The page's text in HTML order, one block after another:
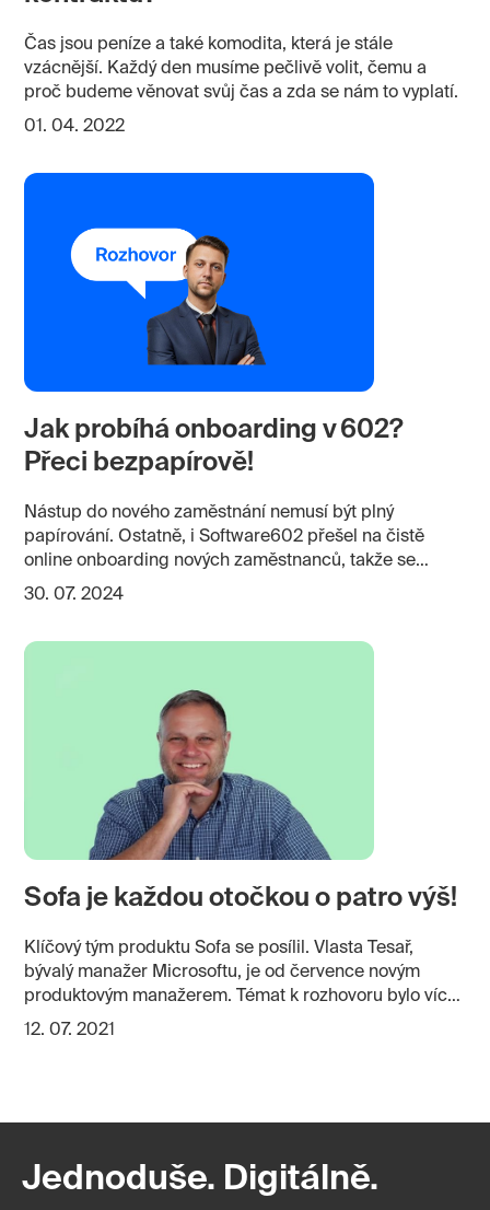
Čas jsou peníze a také komodita, která je stále
vzácnější. Každý den musíme pečlivě volit, čemu a
proč budeme věnovat svůj čas a zda se nám to vyplatí.
01. 04. 2022
Jak probíhá onboarding v 602?
Přeci bezpapírově!
Nástup do nového zaměstnání nemusí být plný
papírování. Ostatně, i Software602 přešel na čistě
online onboarding nových zaměstnanců, takže se
rozhodně nedá říci, že kovářova kobyla chodí bosa.
30. 07. 2024
Sofa je každou otočkou o patro výš!
Klíčový tým produktu Sofa se posílil. Vlasta Tesař,
bývalý manažer Microsoftu, je od července novým
produktovým manažerem. Témat k rozhovoru bylo více
než dost.
12. 07. 2021
Jednoduše. Digitálně.